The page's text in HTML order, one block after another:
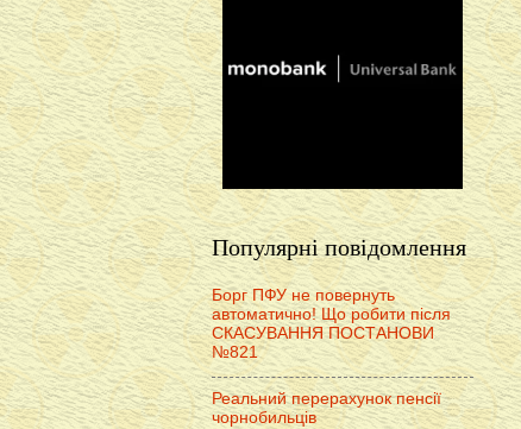
Популярні повідомлення
Борг ПФУ не повернуть
автоматично! Що робити після
СКАСУВАННЯ ПОСТАНОВИ
№821
Реальний перерахунок пенсії
чорнобильців